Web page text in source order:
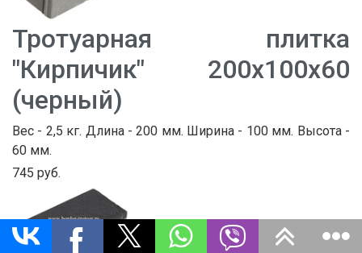
Тротуарная плитка
"Кирпичик" 200х100х60
(черный)
Вес - 2,5 кг. Длина - 200 мм. Ширина - 100 мм. Высота -
60 мм.
745 руб.